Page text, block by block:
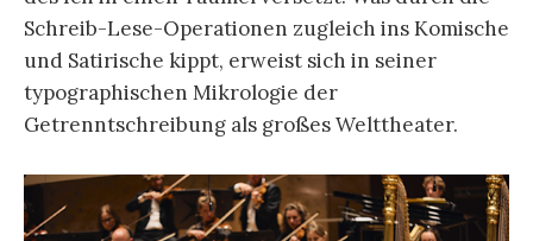
Schreib-Lese-Operationen zugleich ins Komische
und Satirische kippt, erweist sich in seiner
typographischen Mikrologie der
Getrenntschreibung als großes Welttheater.